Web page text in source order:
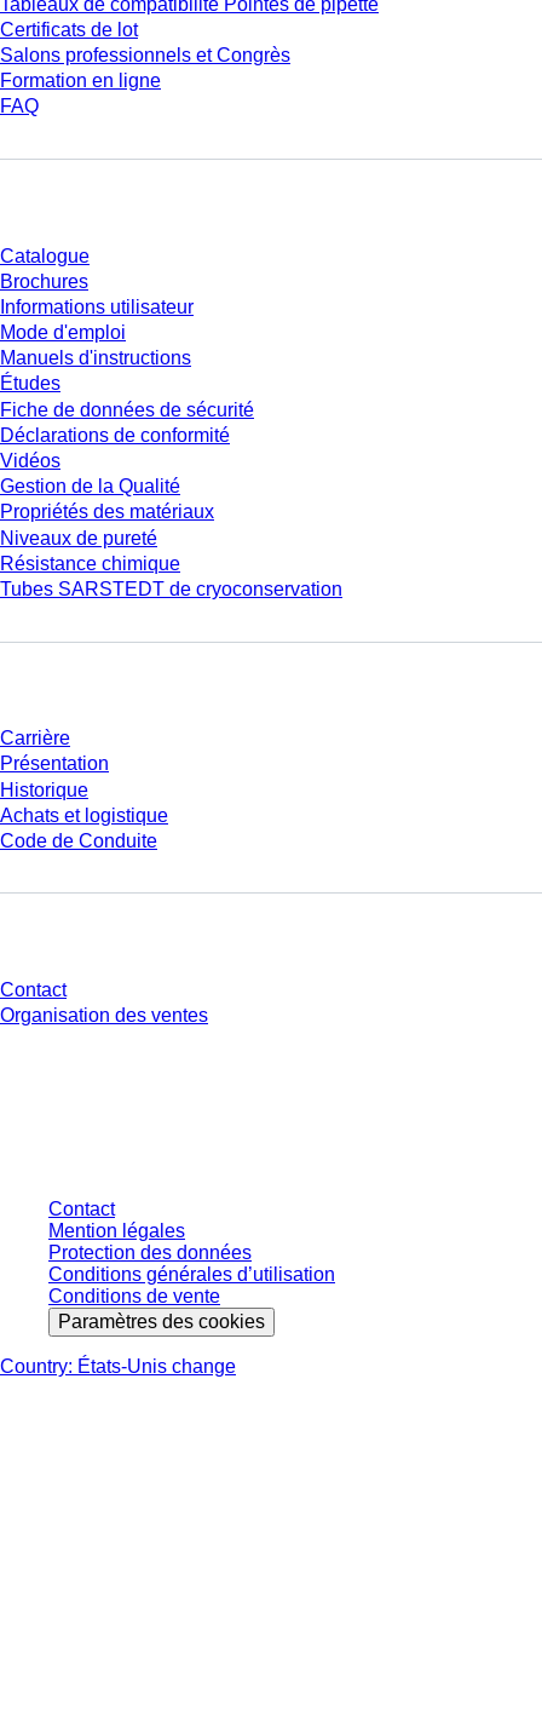
Certificats de lot
Salons professionnels et Congrès
Formation en ligne
FAQ
Catalogue
Brochures
Informations utilisateur
Mode d'emploi
Manuels d'instructions
Études
Fiche de données de sécurité
Déclarations de conformité
Vidéos
Gestion de la Qualité
Propriétés des matériaux
Niveaux de pureté
Résistance chimique
Tubes SARSTEDT de cryoconservation
Carrière
Présentation
Historique
Achats et logistique
Code de Conduite
Contact
Organisation des ventes
Contact
Mention légales
Protection des données
Conditions générales d’utilisation
Conditions de vente
Paramètres des cookies
Country: États-Unis change